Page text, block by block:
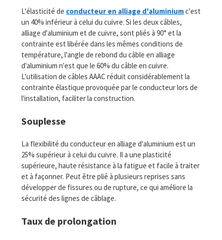
L'élasticité de conducteur en alliage d'aluminiumc'est
un 40% inférieur à celui du cuivre. Si les deux câbles,
alliage d'aluminium et de cuivre, sont pliés à 90° et la
contrainte est libérée dans les mêmes conditions de
température, l'angle de rebond du câble en alliage
d'aluminium n'est que le 60% du câble en cuivre.
L'utilisation de câbles AAAC réduit considérablement la
contrainte élastique provoquée par le conducteur lors de
l'installation, faciliter la construction.
Souplesse
La flexibilité du conducteur en alliage d'aluminium est un
25% supérieur à celui du cuivre. Il a une plasticité
supérieure, haute résistance à la fatigue et facile à traiter
et à façonner. Peut être plié à plusieurs reprises sans
développer de fissures ou de rupture, ce qui améliore la
sécurité des lignes de câblage.
Taux de prolongation